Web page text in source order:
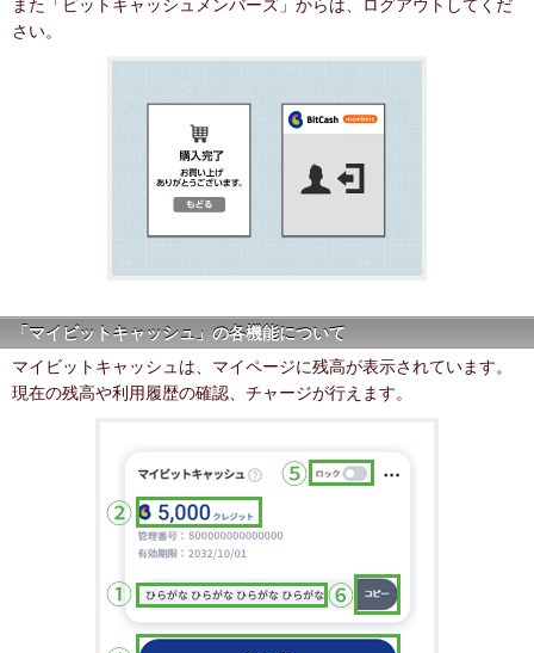
また「ビットキャッシュメンバーズ」からは、ログアウトしてくだ
さい。
「マイビットキャッシュ」の各機能について
マイビットキャッシュは、マイページに残高が表示されています。
現在の残高や利用履歴の確認、チャージが行えます。